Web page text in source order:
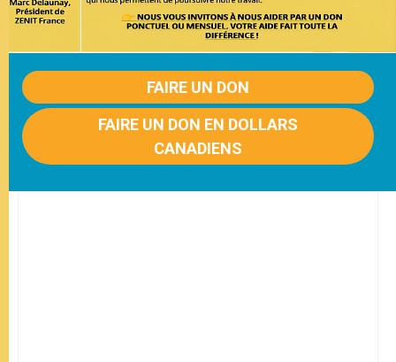
FAIRE UN DON
FAIRE UN DON EN DOLLARS
CANADIENS